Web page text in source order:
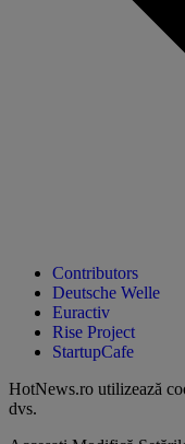
Contributors
Deutsche Welle
Euractiv
Rise Project
StartupCafe
HotNews.ro utilizează
dvs.